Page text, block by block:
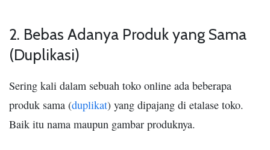
2. Bebas Adanya Produk yang Sama
(Duplikasi)
Sering kali dalam sebuah toko online ada beberapa
produk sama (duplikat) yang dipajang di etalase toko.
Baik itu nama maupun gambar produknya.